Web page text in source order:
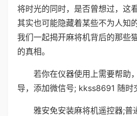
将时光的同时，是否曾想过，这
其实也可能隐藏着某些不为人知
我们一起揭开麻将机背后的那些
的真相。
若你在仪器使用上需要帮助
导，添加微信号; kkss8691 随时
雅安免安装麻将机遥控器;普